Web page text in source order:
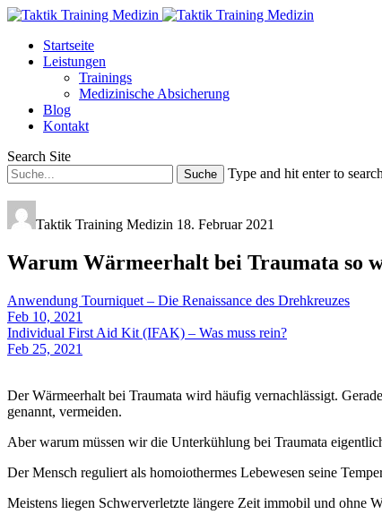
Startseite
Leistungen
Trainings
Medizinische Absicherung
Blog
Kontakt
Search Site
Type and hit enter to search
Taktik Training Medizin 18. Februar 2021
Warum Wärmeerhalt bei Traumata so
Anwendung Tourniquet – Die Renaissance des Drehkreuzes
Feb 10, 2021
Individual First Aid Kit (IFAK) – Was muss rein?
Feb 25, 2021
Der Wärmeerhalt bei Traumata wird häufig vernachlässigt.
genannt, vermeiden.
Aber warum müssen wir die Unterkühlung bei Traumata
Der Mensch reguliert als homoiothermes Lebewesen seine
Meistens liegen Schwerverletzte längere Zeit immobil und ohne